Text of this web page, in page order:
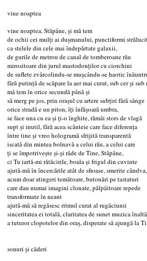
vine noaptea
vine noaptea, Stăpâne, și mă tem
de ochii cei mulți ai dușmanului, punctiformi
ca stelele din cele mai îndepărtate galaxii,
de gurile de metrou de canal de tomberoane rău
mirositoare din jurul mastodonților cu ciorchini
de suflete zvârcolindu-se mușcându-se haotic
fără putință de scăpare la aer mai curat, sub cer și sub
mă tem în orice secundă până și
să merg pe jos, prin orașul cu artere subțiri fără sânge
orice stradă e un piton, îți înfășoară umbra,
se face una cu ea și ți-o înghite, rămâi stors de vlagă
supt și inutil, fără acea scânteie care face diferența
între tine și vreo hologramă sfrijită transparentă
iscată din mintea bolnavă a celui rău, a celui care
ți se împotrivește și-și râde de Tine, Stăpâne,
ci Tu iartă-mi rătăcirile, boala și frigul din cuvinte
ajută-mă în încercările atât de sfioase, smerite cândva,
acum doar atingeri temătoare, butonări pe tastaturi
care dau numai imagini clonate, pâlpâitoare repede
transformate în neant
ajută-mă să regăsesc ritmul curat al rugăciunii
sinceritatea ei totală, claritatea de sunet muzica înaltă
a tuturor clopotelor din oraș, disperate să ajungă la
sonuri și căderi